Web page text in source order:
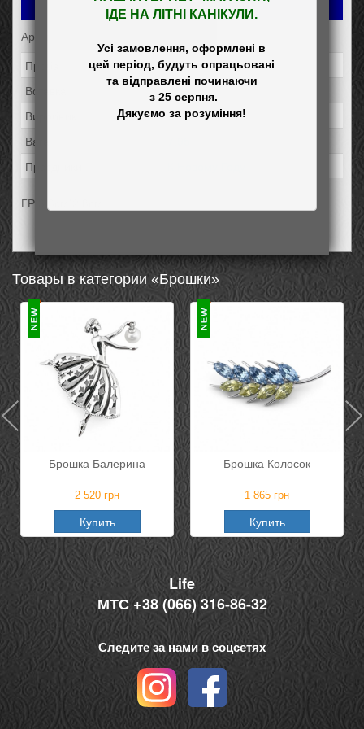
ІДЕ НА ЛІТНІ КАНІКУЛИ.
Усі замовлення, оформлені в
цей період, будуть опрацьовані
та відправлені починаючи
Артикул: 5524
Проба:
925
Вставка:
Фианит
Виробник:
Элис
Вага:
Праздники:
ГР 3,6см*2,8см
Товары в категории «Брошки»
Брошка Балерина
2 520 грн
Купить
Брошка Колосок
1 865 грн
Купить
Life
МТС +38 (066) 316-86-32
Следите за нами в соцсетях